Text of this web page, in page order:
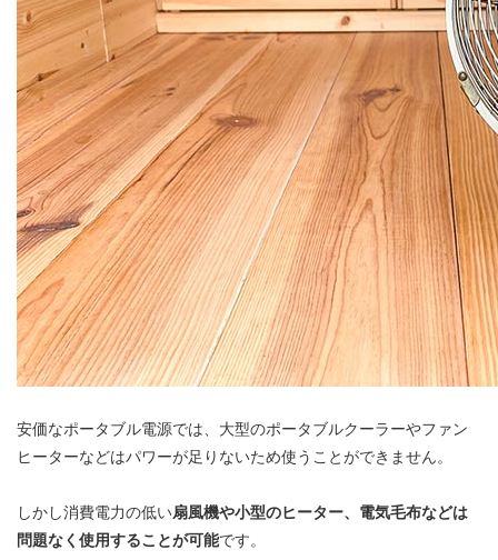
安価なポータブル電源では、大型のポータブルクーラーやファン
ヒーターなどはパワーが足りないため使うことができません。
しかし消費電力の低い扇風機や小型のヒーター、電気毛布などは
問題なく使用することが可能です。